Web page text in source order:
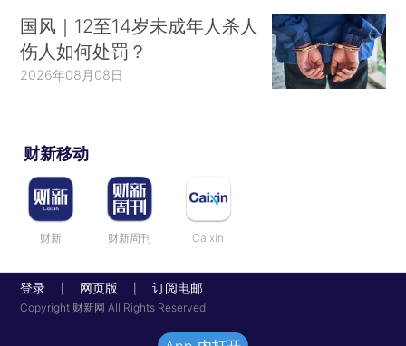
国风｜12至14岁未成年人杀人
伤人如何处罚？
2026年08月08日
财新移动
财新 财新周刊 Caixin
登录 网页版 订阅电邮
Copyright 财新网 All Rights Reserved